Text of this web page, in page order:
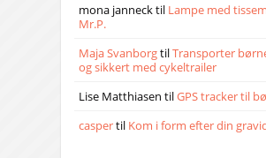
mona jannecktil Lampe med
Mr.P.
Maja SvanborgtilTransporter
og sikkert med cykeltrailer
Lise Matthiasen tilGPS tracker til
caspertil Kom i form efter din